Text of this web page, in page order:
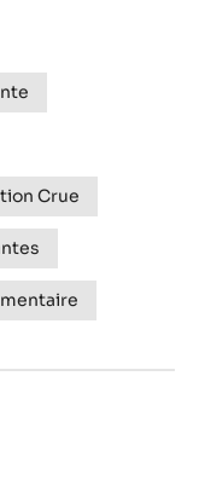
Crue